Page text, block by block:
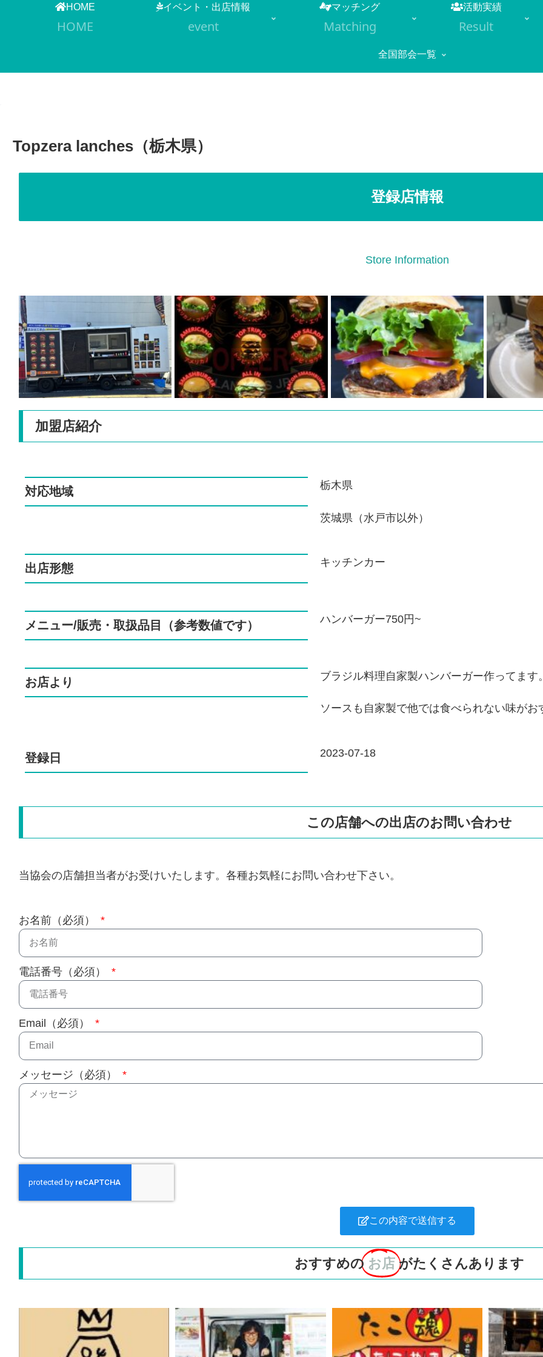
HOME
HOME
イベント・出店情報
event
マッチング
Matching
活動実績
Result
全国部会一覧
Topzera lanches（栃木県）
登録店情報
Store Information
加盟店紹介
対応地域 栃木県
茨城県（水戸市以外）
出店形態 キッチンカー
メニュー/販売・取扱品目（参考数値です） ハンバーガー750円~
お店より ブラジル料理自家製ハンバーガー作ってます。
ソースも自家製で他では食べられない味がお
登録日 2023-07-18
この店舗への出店のお問い合わせ
当協会の店舗担当者がお受けいたします。各種お気軽にお問い合わせ下さい。
お名前（必須）
電話番号（必須）
Email（必須）
メッセージ（必須）
この内容で送信する
おすすめの お店 がたくさんあります